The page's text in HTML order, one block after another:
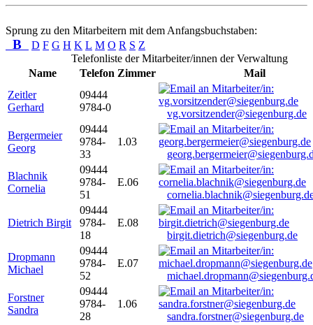
Sprung zu den Mitarbeitern mit dem Anfangsbuchstaben:
B D F G H K L M O R S Z
Telefonliste der Mitarbeiter/innen der Verwaltung
Name
Telefon Zimmer
Mail
Zeitler
Gerhard
09444
9784-0
vg.vorsitzender@siegenburg.de
Bergermeier
Georg
09444
9784-
33
1.03
Blachnik
Cornelia
09444
9784-
51
E.06
Dietrich Birgit
09444
9784-
18
E.08
birgit.dietrich@siegenburg.de
Dropmann
Michael
09444
9784-
52
E.07
Forstner
Sandra
09444
9784-
28
1.06
sandra.forstner@siegenburg.de